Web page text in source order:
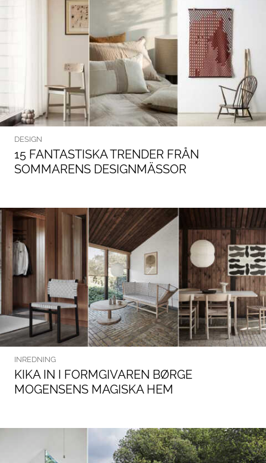
DESIGN
15 FANTASTISKA TRENDER FRÅN
SOMMARENS DESIGNMÄSSOR
INREDNING
KIKA IN I FORMGIVAREN BØRGE
MOGENSENS MAGISKA HEM